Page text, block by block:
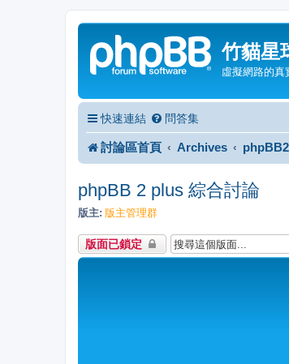
竹貓星
虛擬網路的真
快速連結 問答集
討論區首頁 Archives
phpBB 2 plus 綜合討論
版主: 版主管理群
版面已鎖定